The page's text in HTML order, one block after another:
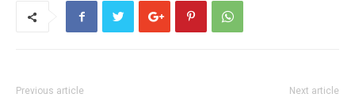
Previous article Next article